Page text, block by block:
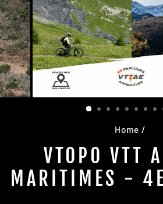
Home /
VTOPO VTT
MARITIMES -